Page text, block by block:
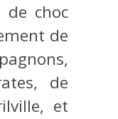
choc
de
de
et